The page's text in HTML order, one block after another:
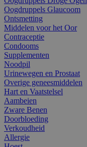
Oogdruppels Glaucoom
Ontsmetting
Middelen voor het Oor
Contraceptie
Condooms
Supplementen
Noodpil
Urinewegen en Prostaat
Overige geneesmiddelen
Hart en Vaatstelsel
Aambeien
Zware Benen
Doorbloeding
Verkoudheid
Allergie